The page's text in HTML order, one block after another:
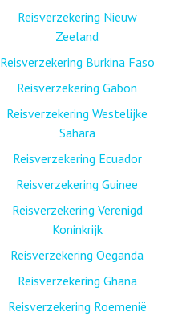
Reisverzekering Nieuw
Zeeland
Reisverzekering Burkina Faso
Reisverzekering Gabon
Reisverzekering Westelijke
Sahara
Reisverzekering Ecuador
Reisverzekering Guinee
Reisverzekering Verenigd
Koninkrijk
Reisverzekering Oeganda
Reisverzekering Ghana
Reisverzekering Roemenië